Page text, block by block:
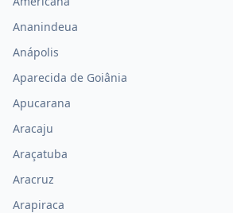
Ananindeua
Anápolis
Aparecida de Goiânia
Apucarana
Aracaju
Araçatuba
Aracruz
Arapiraca